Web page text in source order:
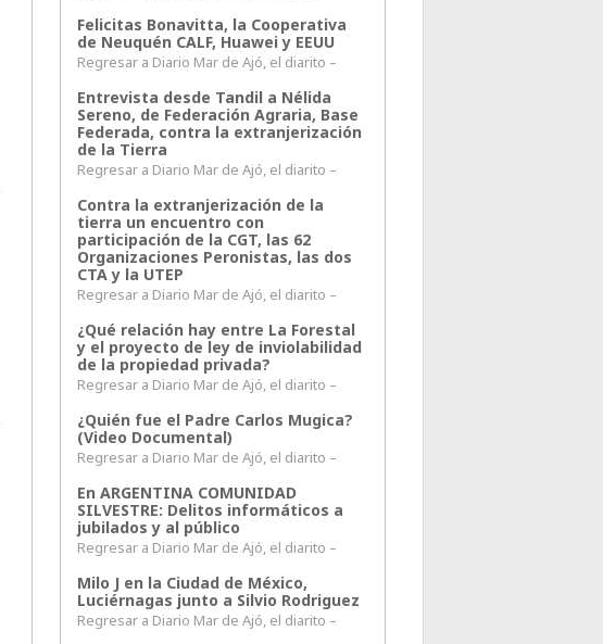
Felicitas Bonavitta, la Cooperativa
de Neuquén CALF, Huawei y EEUU
Regresar a Diario Mar de Ajó, el diarito –
Entrevista desde Tandil a Nélida
Sereno, de Federación Agraria, Base
Federada, contra la extranjerización
de la Tierra
Regresar a Diario Mar de Ajó, el diarito –
Contra la extranjerización de la
tierra un encuentro con
participación de la CGT, las 62
Organizaciones Peronistas, las dos
CTA y la UTEP
Regresar a Diario Mar de Ajó, el diarito –
¿Qué relación hay entre La Forestal
y el proyecto de ley de inviolabilidad
de la propiedad privada?
Regresar a Diario Mar de Ajó, el diarito –
¿Quién fue el Padre Carlos Mugica?
(Video Documental)
Regresar a Diario Mar de Ajó, el diarito –
En ARGENTINA COMUNIDAD
SILVESTRE: Delitos informáticos a
jubilados y al público
Regresar a Diario Mar de Ajó, el diarito –
Milo J en la Ciudad de México,
Luciérnagas junto a Silvio Rodriguez
Regresar a Diario Mar de Ajó, el diarito –